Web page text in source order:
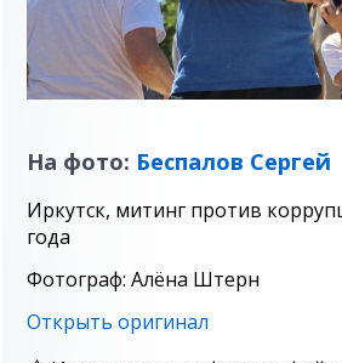
На фото: Беспалов Сергей
Иркутск, митинг против
года
Фотограф: Алёна Штерн
Открыть оригинал